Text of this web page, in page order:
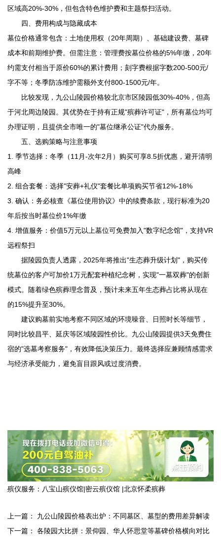
区域高20%-30%，但包含特色维护费和主题祭扫活动。
四、费用构成与隐藏成本
墓位价格通常包含：土地使用权（20年周期）、基础建设费、墓碑
成本和前期维护费。但需注意：管理费按墓位价格的5%年缴，20年
约需支付相当于原价60%的累计费用；刻字费根据字数200-500元/
字不等；冬季防冻维护需额外支付800-1500元/年。
比较发现， 九公山陵园价格较北京市区陵园低30%-40%，但高
于河北周边陵园。其优势在于持有正规"殡葬许可证"，所有墓位均可
办理证明，且提供全市唯一的"墓位继承公证"代办服务。
五、选购策略与注意事项
1. 季节选择：冬季（11月-次年2月）购买可享8.5折优惠，避开清明
高峰
2. 组合套餐：选择"安葬+礼仪"套餐比单项购买节省12%-18%
3. 确认：务必核查《墓位使用协议》中的续费条款，现行标准为20
年后按当时墓位价1%年缴
4. 增值服务：价值5万元以上墓位可免费加入"数字纪念馆"，支持VR
远程祭扫
据陵园负责人透露，2025年将推出"生态葬升级计划"，购买传
统墓位的客户可加价1万元配套种植纪念树，实现"一墓双葬"的创新
模式。随着绿色殡葬理念普及，预计未来五年生态葬占比将从现在
的15%提升至30%。
建议购墓前实地考察不同区域的环境噪音、日照时长等细节，
同时比较昌平、延庆等区域陵园性价比。 九公山陵园提供3天免费住
宿的"选墓考察服务"，有效降低决策压力。最终选择应兼顾情感需求
与经济承受能力，避免盲目跟风或过度消费。
殡仪服务： 八宝山殡仪馆|密云殡仪馆 |北京怀柔殡葬
上一篇： 九公山陵园价格表出炉：不同墓区、墓型的费用差异解读
下一篇： 各陵园大比拼：景仰园、华人怀思堂等墓碑价格横向对比